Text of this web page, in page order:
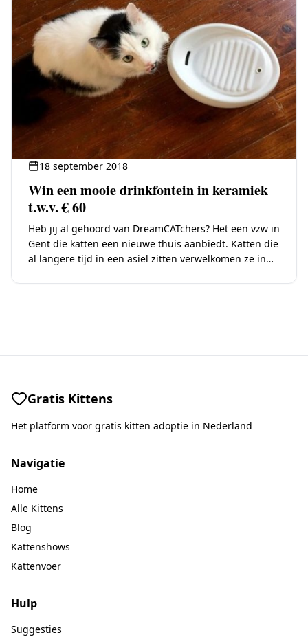
18 september 2018
Win een mooie drinkfontein in keramiek
t.w.v. € 60
Heb jij al gehoord van DreamCATchers? Het een vzw in
Gent die katten een nieuwe thuis aanbiedt. Katten die
al langere tijd in een asiel zitten verwelkomen ze in
Gratis Kittens
Het platform voor gratis kitten adoptie in Nederland
Navigatie
Home
Alle Kittens
Blog
Kattenshows
Kattenvoer
Hulp
Suggesties